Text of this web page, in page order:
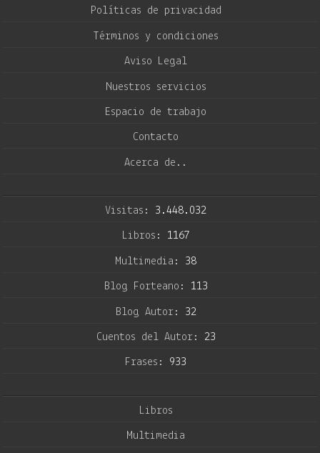
Políticas de privacidad
Términos y condiciones
Aviso Legal
Nuestros servicios
Espacio de trabajo
Contacto
Acerca de..
Visitas: 3.448.032
Libros: 1167
Multimedia: 38
Blog Forteano: 113
Blog Autor: 32
Cuentos del Autor: 23
Frases: 933
Libros
Multimedia